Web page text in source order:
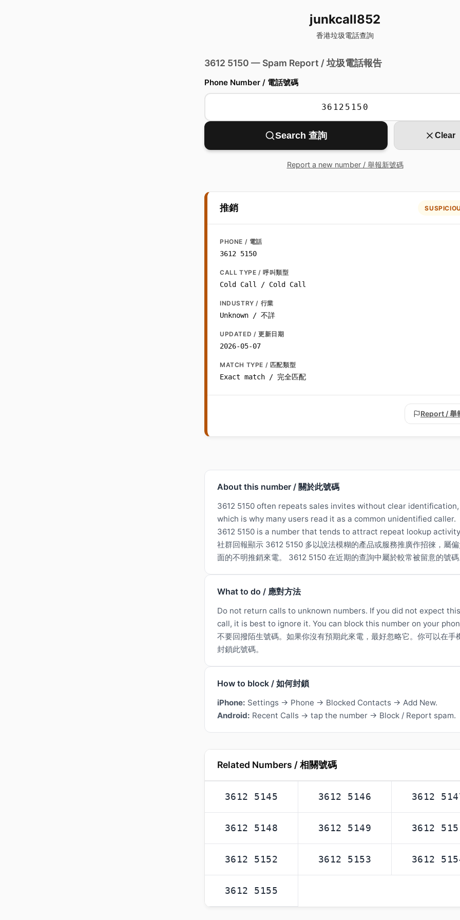
junkcall852
香港垃圾電話查詢
3612 5150 — Spam Report / 垃圾電話報告
Phone Number / 電話號碼
Search 查詢 Clear
Report a new number / 舉報新號碼
推銷
PHONE / 電話
3612 5150
CALL TYPE / 呼叫類型
Cold Call / Cold Call
INDUSTRY / 行業
Unknown / 不詳
UPDATED / 更新日期
2026-05-07
MATCH TYPE / 匹配類型
Exact match / 完全匹配
Report / 舉
About this number / 關於此號碼
3612 5150 often repeats sales invites without clear identification,
which is why many users read it as a common unidentified caller.
3612 5150 is a number that tends to attract repeat lookup
社群回報顯示 3612 5150 多以說法模糊的產品或服務推廣作招徠，屬
面的不明推銷來電。 3612 5150 在近期的查詢中屬於較常被留意的號
What to do / 應對方法
Do not return calls to unknown numbers. If you did not expect this
call, it is best to ignore it. You can block this number on your
不要回撥陌生號碼。如果你沒有預期此來電，最好忽略它。你可以在手
封鎖此號碼。
How to block / 如何封鎖
iPhone: Settings → Phone → Blocked Contacts → Add New.
Android: Recent Calls → tap the number → Block / Report spam.
Related Numbers / 相關號碼
3612 5145 3612 5146 3612
3612 5148 3612 5149 3612
3612 5152 3612 5153 3612
3612 5155